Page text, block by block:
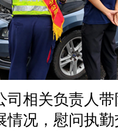
相关负责人带
情况，慰问执